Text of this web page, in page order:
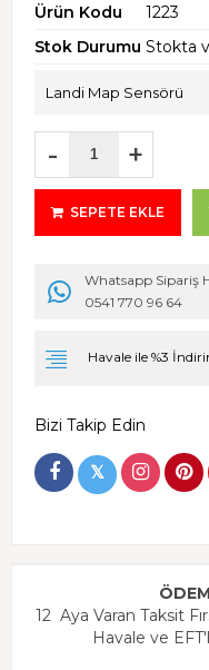
Ürün Kodu
1223
Stok Durumu Stokta
Landi Map Sensörü
- +
SEPETE EKLE
Whatsapp Sipariş
0541 770 96 64
Havale ile %3
Bizi Takip Edin
𝕏
12 Aya Varan Taksit
Havale ve